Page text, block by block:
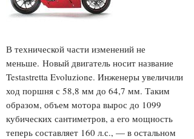
В технической части изменений не
меньше. Новый двигатель носит название
Testastretta Evoluzione. Инженеры увеличили
ход поршня с 58,8 мм до 64,7 мм. Таким
образом, объем мотора вырос до 1099
кубических сантиметров, а его мощность
теперь составляет 160 л.с., — в остальном